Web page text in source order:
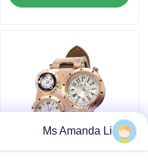
حالات
اطلب اقتباس
IVC ملاحق
Ms Amanda Li